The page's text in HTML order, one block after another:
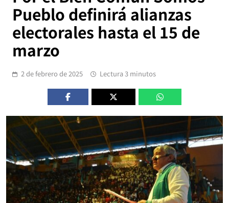
Pueblo definirá alianzas
electorales hasta el 15 de
marzo
2 de febrero de 2025 Lectura 3 minutos